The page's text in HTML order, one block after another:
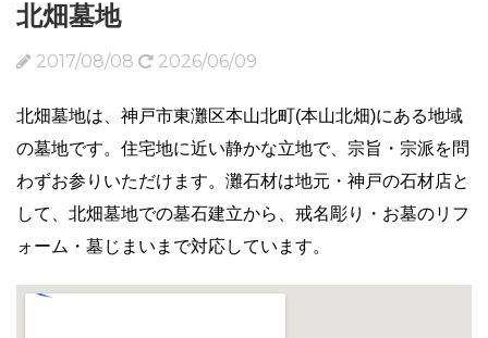
北畑墓地
2017/08/08 2026/06/09
北畑墓地は、神戸市東灘区本山北町(本山北畑)にある地域
の墓地です。住宅地に近い静かな立地で、宗旨・宗派を問
わずお参りいただけます。灘石材は地元・神戸の石材店と
して、北畑墓地での墓石建立から、戒名彫り・お墓のリフ
ォーム・墓じまいまで対応しています。